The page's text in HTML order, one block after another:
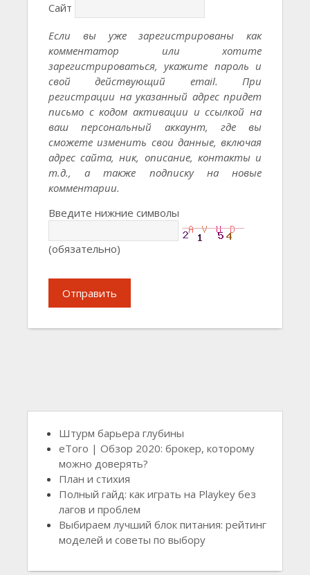
Сайт
Если вы уже зарегистрированы как
комментатор или хотите
зарегистрироваться, укажите пароль и
свой действующий email. При
регистрации на указанный адрес придет
письмо с кодом активации и ссылкой на
ваш персональный аккаунт, где вы
сможете изменить свои данные, включая
адрес сайта, ник, описание, контакты и
т.д., а также подписку на новые
комментарии.
Введите нижние символы
(обязательно)
Отправить
Штурм барьера глубины
eToro | Обзор 2020: брокер, которому
можно доверять?
План и стихия
Полный гайд: как играть на Playkey без
лагов и проблем
Выбираем лучший блок питания: рейтинг
моделей и советы по выбору